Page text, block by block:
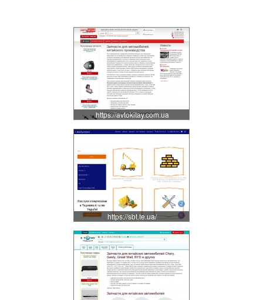
https://avtokitay.com.ua
https://sbt.te.ua/